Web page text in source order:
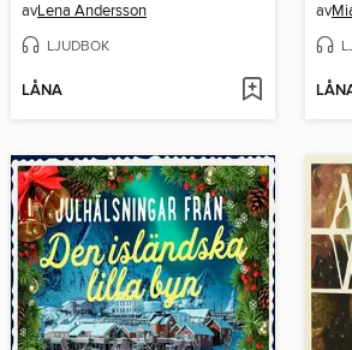
avLena Andersson
LJUDBOK
LÅNA
av